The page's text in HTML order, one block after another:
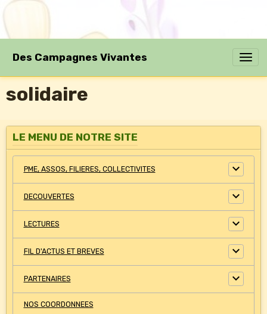
Des Campagnes Vivantes
solidaire
LE MENU DE NOTRE SITE
PME, ASSOS, FILIERES, COLLECTIVITES
DECOUVERTES
LECTURES
FIL D'ACTUS ET BREVES
PARTENAIRES
NOS COORDONNEES